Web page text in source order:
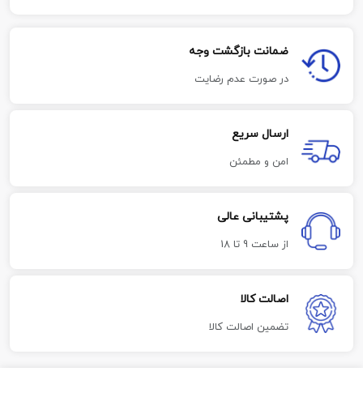
ضمانت بازگشت وجه
در صورت عدم رضایت
ارسال سریع
امن و مطمئن
پشتیبانی عالی
از ساعت 9 تا 18
اصالت کالا
تضمین اصالت کالا